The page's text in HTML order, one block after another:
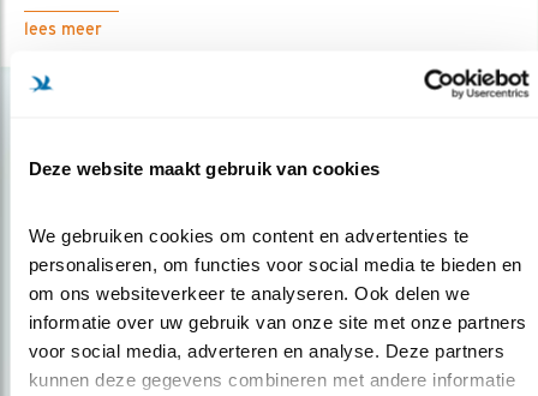
Deze website maakt gebruik van cookies
We gebruiken cookies om content en advertenties te
personaliseren, om functies voor social media te bieden en
om ons websiteverkeer te analyseren. Ook delen we
informatie over uw gebruik van onze site met onze partners
voor social media, adverteren en analyse. Deze partners
kunnen deze gegevens combineren met andere informatie
lees meer
Op de hoogte blijven?
over vogels en activiteiten van Vogelbescherming.